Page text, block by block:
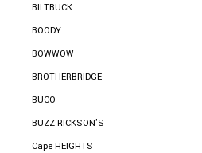
BILTBUCK
BOODY
BOWWOW
BROTHERBRIDGE
BUCO
BUZZ RICKSON'S
Cape HEIGHTS